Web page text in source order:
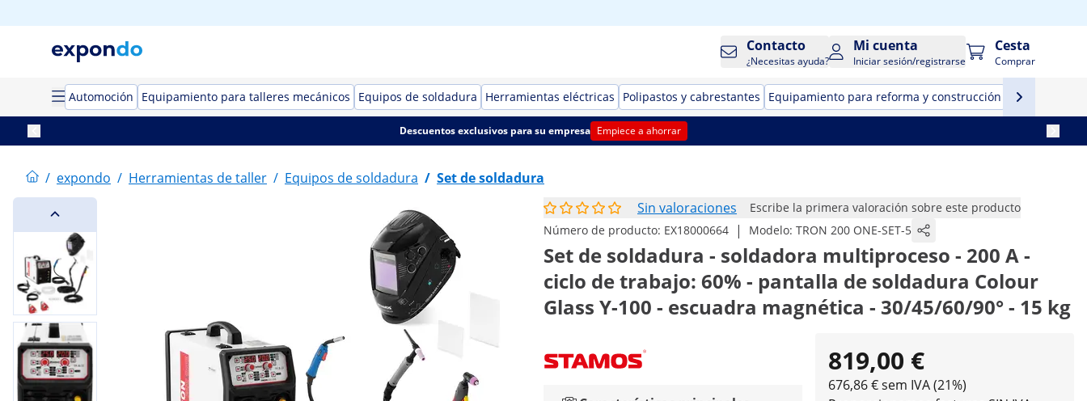
Contacto
¿Necesitas ayuda?
Mi cuenta
Iniciar sesión/registrarse
Cesta
Comprar
Automoción Equipamiento para talleres mecánicos Equipos de soldadura Herramientas eléctricas Polipastos y cabrestantes Equipamiento para reforma y construcción
Descuentos exclusivos para su empresa Empiece a ahorrar
/ expondo / Herramientas de taller / Equipos de soldadura / Set de soldadura
Sin valoraciones
Escribe la primera valoración sobre este producto
Número de producto: EX18000664 | Modelo: TRON 200 ONE-SET-5
Set de soldadura - soldadora multiproceso - 200 A -
ciclo de trabajo: 60% - pantalla de soldadura Colour
Glass Y-100 - escuadra magnética - 30/45/60/90° - 15 kg
819,00 €
676,86 € sem IVA (21%)